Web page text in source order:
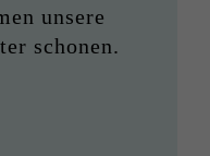
unsere
schonen.